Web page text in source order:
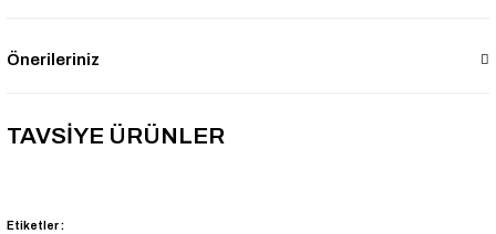
Önerileriniz
TAVSİYE ÜRÜNLER
Etiketler :